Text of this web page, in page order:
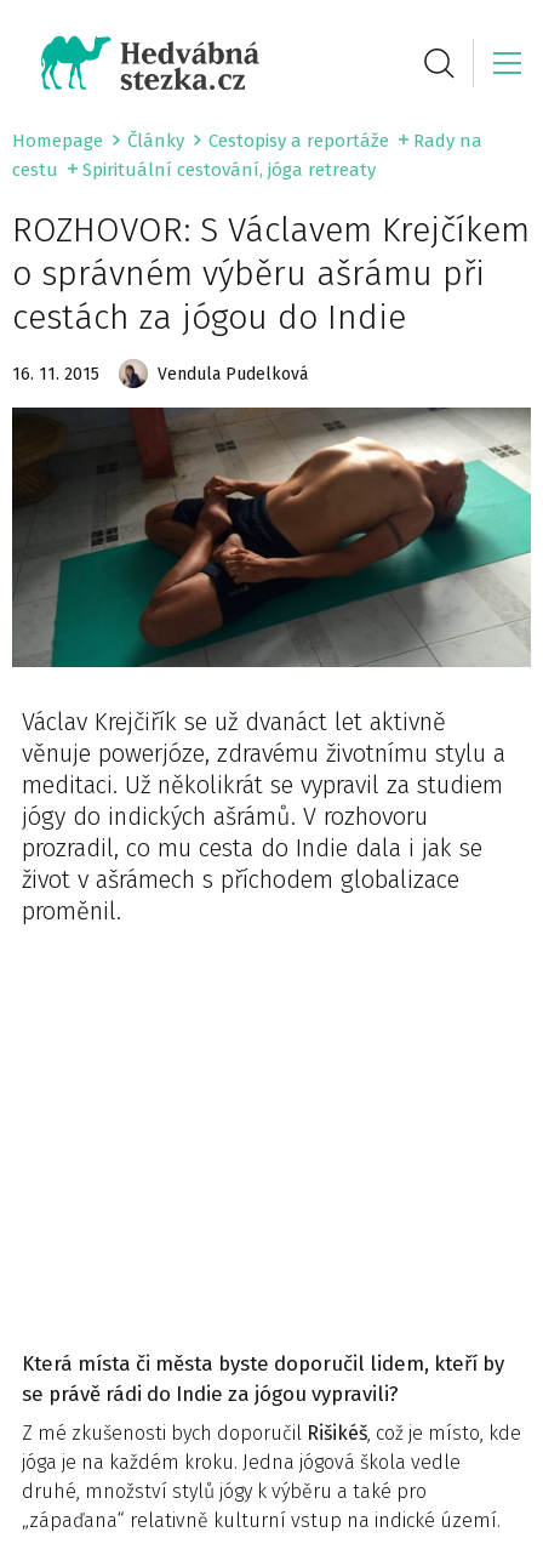
Homepage Články Cestopisy a reportáže
Rady na
cestu
Spirituální cestování, jóga retreaty
ROZHOVOR: S Václavem Krejčíkem
o správném výběru ašrámu při
cestách za jógou do Indie
16. 11. 2015 Vendula Pudelková
Václav Krejčiřík se už dvanáct let aktivně
věnuje powerjóze, zdravému životnímu stylu a
meditaci. Už několikrát se vypravil za studiem
jógy do indických ašrámů. V rozhovoru
prozradil, co mu cesta do Indie dala i jak se
život v ašrámech s příchodem globalizace
proměnil.
Která místa či města byste doporučil lidem, kteří by
se právě rádi do Indie za jógou vypravili?
Z mé zkušenosti bych doporučil Rišikéš, což je místo, kde
jóga je na každém kroku. Jedna jógová škola vedle
druhé, množství stylů jógy k výběru a také pro
„zápaďana“ relativně kulturní vstup na indické území.